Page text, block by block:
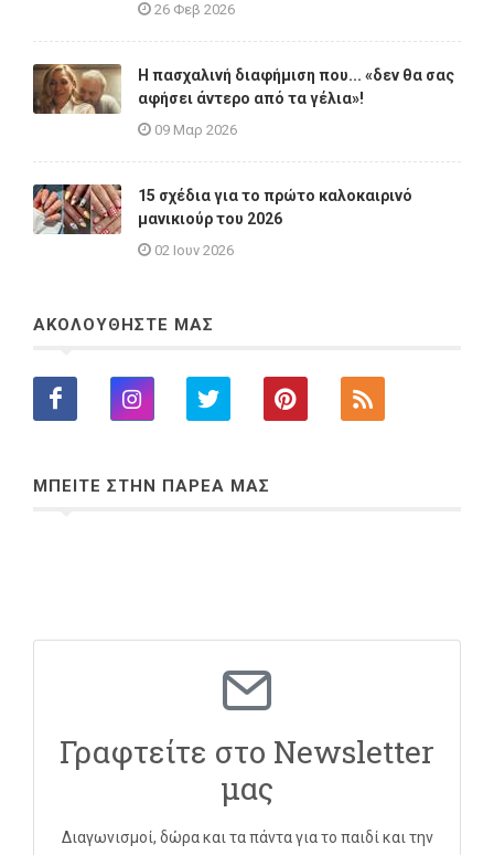
26 Φεβ 2026
Η πασχαλινή διαφήμιση που... «δεν θα σας
αφήσει άντερο από τα γέλια»!
09 Μαρ 2026
15 σχέδια για το πρώτο καλοκαιρινό
μανικιούρ του 2026
02 Ιουν 2026
ΑΚΟΛΟΥΘΗΣΤΕ ΜΑΣ
ΜΠΕΙΤΕ ΣΤΗΝ ΠΑΡΕΑ ΜΑΣ
Γραφτείτε στο Newsletter
μας
Διαγωνισμοί, δώρα και τα πάντα για το παιδί και την